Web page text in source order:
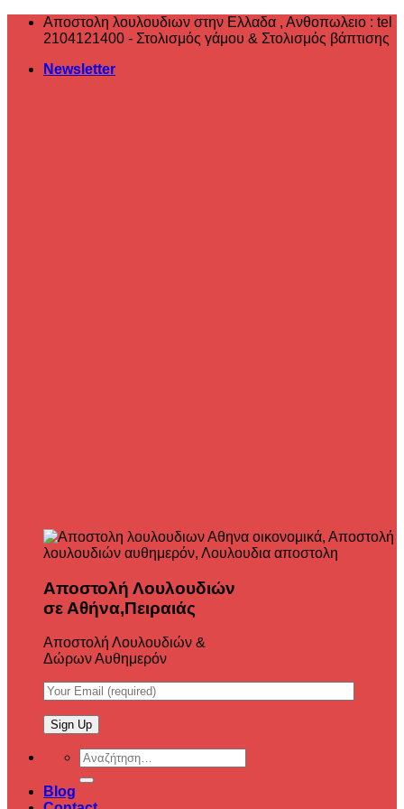
ΜετάβασηΑποστολη λουλουδιων στην Ελλαδα , ‎Ανθοπωλειο : tel
2104121400 - Στολισμός γάμου & Στολισμός βάπτισης
Newsletter
Αποστολή Λουλουδιών
σε Αθήνα,Πειραιάς
Αποστολή Λουλουδιών &
Δώρων Αυθημερόν
Αναζήτηση
για:
Blog